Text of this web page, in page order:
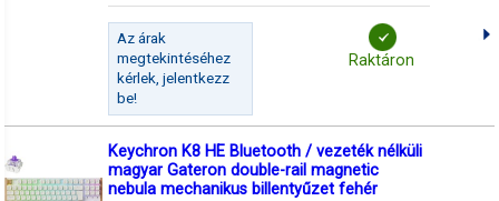
Az árak
megtekintéséhez
kérlek, jelentkezz
be!
Raktáron
Keychron K8 HE Bluetooth / vezeték nélküli
magyar Gateron double-rail magnetic
nebula mechanikus billentyűzet fehér